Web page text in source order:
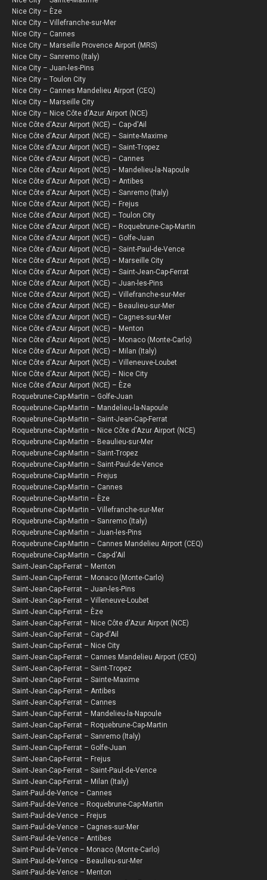
Nice City – Èze
Nice City – Villefranche-sur-Mer
Nice City – Cannes
Nice City – Marseille Provence Airport (MRS)
Nice City – Sanremo (Italy)
Nice City – Juan-les-Pins
Nice City – Toulon City
Nice City – Cannes Mandelieu Airport (CEQ)
Nice City – Marseille City
Nice City – Nice Côte d'Azur Airport (NCE)
Nice Côte d'Azur Airport (NCE) – Cap-d'Ail
Nice Côte d'Azur Airport (NCE) – Sainte-Maxime
Nice Côte d'Azur Airport (NCE) – Saint-Tropez
Nice Côte d'Azur Airport (NCE) – Cannes
Nice Côte d'Azur Airport (NCE) – Mandelieu-la-Napoule
Nice Côte d'Azur Airport (NCE) – Antibes
Nice Côte d'Azur Airport (NCE) – Sanremo (Italy)
Nice Côte d'Azur Airport (NCE) – Frejus
Nice Côte d'Azur Airport (NCE) – Toulon City
Nice Côte d'Azur Airport (NCE) – Roquebrune-Cap-Martin
Nice Côte d'Azur Airport (NCE) – Golfe-Juan
Nice Côte d'Azur Airport (NCE) – Saint-Paul-de-Vence
Nice Côte d'Azur Airport (NCE) – Marseille City
Nice Côte d'Azur Airport (NCE) – Saint-Jean-Cap-Ferrat
Nice Côte d'Azur Airport (NCE) – Juan-les-Pins
Nice Côte d'Azur Airport (NCE) – Villefranche-sur-Mer
Nice Côte d'Azur Airport (NCE) – Beaulieu-sur-Mer
Nice Côte d'Azur Airport (NCE) – Cagnes-sur-Mer
Nice Côte d'Azur Airport (NCE) – Menton
Nice Côte d'Azur Airport (NCE) – Monaco (Monte-Carlo)
Nice Côte d'Azur Airport (NCE) – Milan (Italy)
Nice Côte d'Azur Airport (NCE) – Villeneuve-Loubet
Nice Côte d'Azur Airport (NCE) – Nice City
Nice Côte d'Azur Airport (NCE) – Èze
Roquebrune-Cap-Martin – Golfe-Juan
Roquebrune-Cap-Martin – Mandelieu-la-Napoule
Roquebrune-Cap-Martin – Saint-Jean-Cap-Ferrat
Roquebrune-Cap-Martin – Nice Côte d'Azur Airport (NCE)
Roquebrune-Cap-Martin – Beaulieu-sur-Mer
Roquebrune-Cap-Martin – Saint-Tropez
Roquebrune-Cap-Martin – Saint-Paul-de-Vence
Roquebrune-Cap-Martin – Frejus
Roquebrune-Cap-Martin – Cannes
Roquebrune-Cap-Martin – Èze
Roquebrune-Cap-Martin – Villefranche-sur-Mer
Roquebrune-Cap-Martin – Sanremo (Italy)
Roquebrune-Cap-Martin – Juan-les-Pins
Roquebrune-Cap-Martin – Cannes Mandelieu Airport (CEQ)
Roquebrune-Cap-Martin – Cap-d'Ail
Saint-Jean-Cap-Ferrat – Menton
Saint-Jean-Cap-Ferrat – Monaco (Monte-Carlo)
Saint-Jean-Cap-Ferrat – Juan-les-Pins
Saint-Jean-Cap-Ferrat – Villeneuve-Loubet
Saint-Jean-Cap-Ferrat – Èze
Saint-Jean-Cap-Ferrat – Nice Côte d'Azur Airport (NCE)
Saint-Jean-Cap-Ferrat – Cap-d'Ail
Saint-Jean-Cap-Ferrat – Nice City
Saint-Jean-Cap-Ferrat – Cannes Mandelieu Airport (CEQ)
Saint-Jean-Cap-Ferrat – Saint-Tropez
Saint-Jean-Cap-Ferrat – Sainte-Maxime
Saint-Jean-Cap-Ferrat – Antibes
Saint-Jean-Cap-Ferrat – Cannes
Saint-Jean-Cap-Ferrat – Mandelieu-la-Napoule
Saint-Jean-Cap-Ferrat – Roquebrune-Cap-Martin
Saint-Jean-Cap-Ferrat – Sanremo (Italy)
Saint-Jean-Cap-Ferrat – Golfe-Juan
Saint-Jean-Cap-Ferrat – Frejus
Saint-Jean-Cap-Ferrat – Saint-Paul-de-Vence
Saint-Jean-Cap-Ferrat – Milan (Italy)
Saint-Paul-de-Vence – Cannes
Saint-Paul-de-Vence – Roquebrune-Cap-Martin
Saint-Paul-de-Vence – Frejus
Saint-Paul-de-Vence – Cagnes-sur-Mer
Saint-Paul-de-Vence – Antibes
Saint-Paul-de-Vence – Monaco (Monte-Carlo)
Saint-Paul-de-Vence – Beaulieu-sur-Mer
Saint-Paul-de-Vence – Menton